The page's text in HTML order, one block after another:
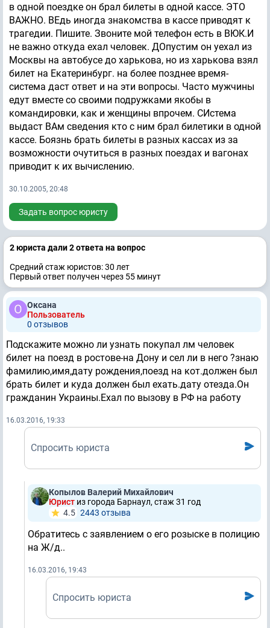
в одной поездке он брал билеты в одной кассе. ЭТО
ВАЖНО. ВЕдь иногда знакомства в кассе приводят к
трагедии. Пишите. Звоните мой телефон есть в ВЮК.И
не важно откуда ехал человек. ДОпустим он уехал из
Москвы на автобусе до харькова, но из харькова взял
билет на Екатеринбург. на более позднее время-
система даст ответ и на эти вопросы. Часто мужчины
едут вместе со своими подружками якобы в
командировки, как и женщины впрочем. СИстема
выдаст ВАм сведения кто с ним брал билетики в одной
кассе. Боязнь брать билеты в разных кассах из за
возможности очутиться в разных поездах и вагонах
приводит к их вычислению.
30.10.2005, 20:48
Задать вопрос юристу
2 юристa дали 2 ответa на вопрос
Средний стаж юристов: 30 лет
Первый ответ получен через 55 минут
Оксана
Пользователь
0 отзывов
Подскажите можно ли узнать покупал лм человек
билет на поезд в ростове-на Дону и сел ли в него ?знаю
фамилию,имя,дату рождения,поезд на кот.должен был
брать билет и куда должен был ехать.дату отезда.Он
гражданин Украины.Ехал по вызову в РФ на работу
16.03.2016, 19:33
Спросить юриста
Копылов Валерий Михайлович
Юрист из города Барнаул, стаж 31 год
4.5 2443 отзывa
Обратитесь с заявлением о его розыске в полицию
на Ж/д..
16.03.2016, 19:43
Спросить юриста